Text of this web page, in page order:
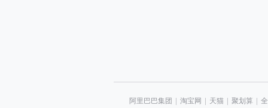
阿里巴巴集团 | 淘宝网 | 天猫| 聚划算 |